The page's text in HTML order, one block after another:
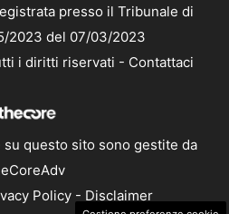
presso il Tribunale di
2023 del 07/03/2023
i diritti riservati - Contattaci
questo sito sono gestite da
Policy- Disclaimer